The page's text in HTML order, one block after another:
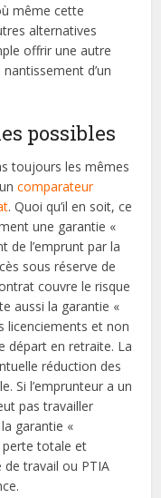
même cette
alternatives
offrir une autre
d’un
possibles
toujours les mêmes
comparateur
. Quoi qu’il en soit, ce
une garantie «
de l’emprunt par la
sous réserve de
couvre le risque
aussi la garantie «
licenciements et non
départ en retraite. La
réduction des
Si l’emprunteur a un
pas travailler
garantie «
perte totale et
de travail ou PTIA